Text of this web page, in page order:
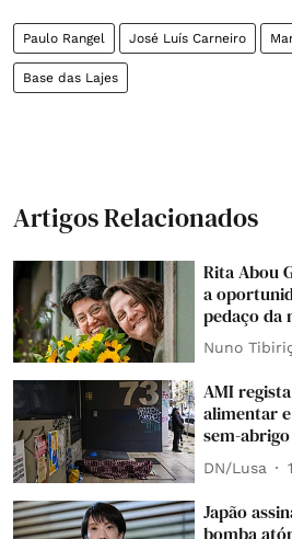
Paulo Rangel José Luís Carneiro
Base das Lajes
Artigos Relacionados
Rita Abou
a
pedaço da
Nuno
AMI
alimentar
sem-abrigo
DN/Lusa
Japão
bomba